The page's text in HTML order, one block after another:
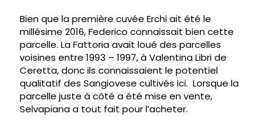
Bien que la première cuvée Erchi ait été le
millésime 2016, Federico connaissait bien cette
parcelle. La Fattoria avait loué des parcelles
voisines entre 1993 – 1997, à Valentina Libri de
Ceretta, donc ils connaissaient le potentiel
qualitatif des Sangiovese cultivés ici. Lorsque la
parcelle juste à côté a été mise en vente,
Selvapiana a tout fait pour l’acheter.